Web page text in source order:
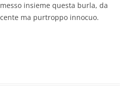
insieme questa burla, da
ma purtroppo innocuo.